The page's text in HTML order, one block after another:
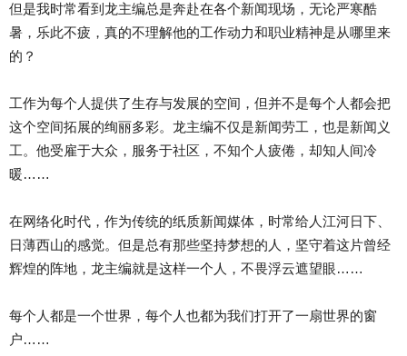
但是我时常看到龙主编总是奔赴在各个新闻现场，无论严寒酷
暑，乐此不疲，真的不理解他的工作动力和职业精神是从哪里来
的？
工作为每个人提供了生存与发展的空间，但并不是每个人都会把
这个空间拓展的绚丽多彩。龙主编不仅是新闻劳工，也是新闻义
工。他受雇于大众，服务于社区，不知个人疲倦，却知人间冷
暖……
在网络化时代，作为传统的纸质新闻媒体，时常给人江河日下、
日薄西山的感觉。但是总有那些坚持梦想的人，坚守着这片曾经
辉煌的阵地，龙主编就是这样一个人，不畏浮云遮望眼……
每个人都是一个世界，每个人也都为我们打开了一扇世界的窗
户……